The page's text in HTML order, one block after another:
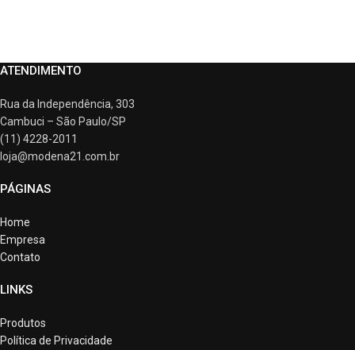
ATENDIMENTO
Rua da Independência, 303
Cambuci – São Paulo/SP
(11) 4228-2011
loja@modena21.com.br
PÁGINAS
Home
Empresa
Contato
LINKS
Produtos
Política de Privacidade